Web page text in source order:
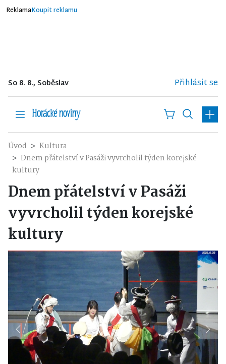
ReklamaKoupit reklamu
So 8. 8., Soběslav Přihlásit se
Úvod
Kultura
Dnem přátelství v Pasáži vyvrcholil týden korejské
kultury
Dnem přátelství v Pasáži
vyvrcholil týden korejské
kultury
Previous Next